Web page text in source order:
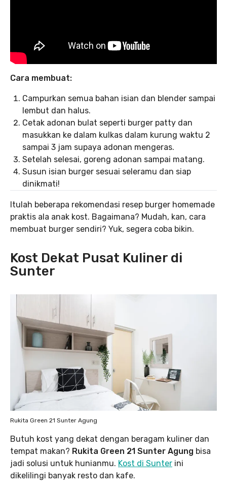
Cara membuat:
Campurkan semua bahan isian dan blender sampai
lembut dan halus.
Cetak adonan bulat seperti burger patty dan
masukkan ke dalam kulkas dalam kurung waktu 2
sampai 3 jam supaya adonan mengeras.
Setelah selesai, goreng adonan sampai matang.
Susun isian burger sesuai seleramu dan siap
dinikmati!
Itulah beberapa rekomendasi resep burger homemade
praktis ala anak kost. Bagaimana? Mudah, kan, cara
membuat burger sendiri? Yuk, segera coba bikin.
Kost Dekat Pusat Kuliner di
Sunter
Rukita Green 21 Sunter Agung
Butuh kost yang dekat dengan beragam kuliner dan
tempat makan? Rukita Green 21 Sunter Agung bisa
jadi solusi untuk hunianmu. Kost di Sunter ini
dikelilingi banyak resto dan kafe.